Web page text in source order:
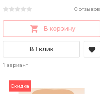
0 отзывов
В корзину
В 1 клик
1 вариант
Скидка